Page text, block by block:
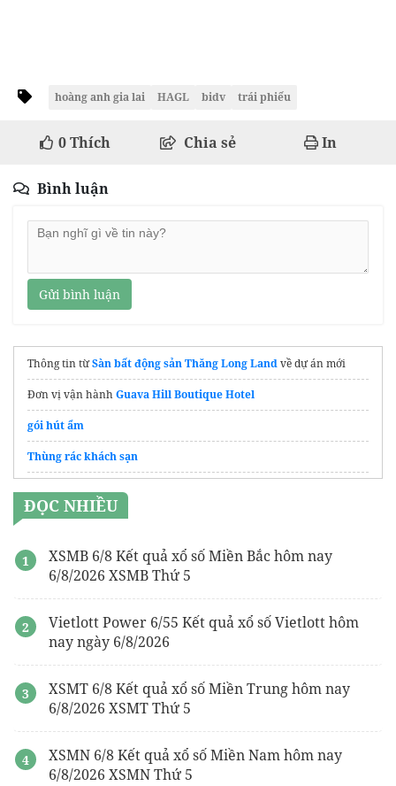
hoàng anh gia lai HAGL bidv trái phiếu
0Thích Chia sẻ In
Bình luận
Gửi bình luận
Thông tin từSàn bất động sản Thăng Long Landvề dự án mới
Đơn vị vận hànhGuava Hill Boutique Hotel
gói hút ẩm
Thùng rác khách sạn
bục phát biểu
Mayđồng phục quán ăn theo yêu cầu
Homestay Ninh Bình
Hạ Long Xanh
ĐỌC NHIỀU
XSMB 6/8 Kết quả xổ số Miền Bắc hôm nay
6/8/2026 XSMB Thứ 5
Vietlott Power 6/55 Kết quả xổ số Vietlott hôm
nay ngày 6/8/2026
XSMT 6/8 Kết quả xổ số Miền Trung hôm nay
6/8/2026 XSMT Thứ 5
XSMN 6/8 Kết quả xổ số Miền Nam hôm nay
6/8/2026 XSMN Thứ 5